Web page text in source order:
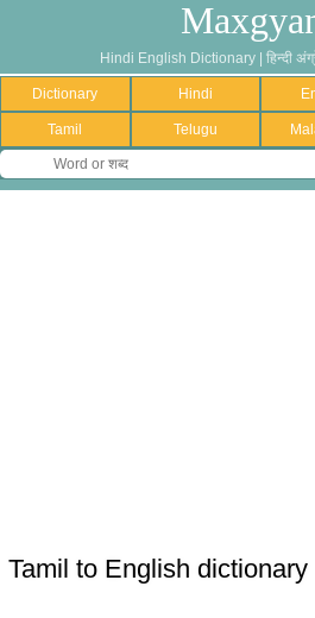
Hindi English Dictionary | हिन्दी
Dictionary Hindi
Tamil Telugu
Tamil to English dictionary